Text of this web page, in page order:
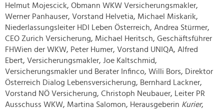
Helmut Mojescick, Obmann WKW Versicherungsmakler,
Werner Panhauser, Vorstand Helvetia, Michael Miskarik,
Niederlassungsleiter HDI Leben Österreich, Andrea Stürmer,
CEO Zurich Versicherung, Michael Heritsch, Geschäftsführer
FHWien der WKW, Peter Humer, Vorstand UNIQA, Alfred
Ebert, Versicherungsmakler, Joe Kaltschmid,
Versicherungsmakler und Berater Infinco, Willi Bors, Direktor
Österreich Dialog Lebensversicherung, Bernhard Lackner,
Vorstand NÖ Versicherung, Christoph Neubauer, Leiter PR
Ausschuss WKW, Martina Salomon, Herausgeberin Kurier,